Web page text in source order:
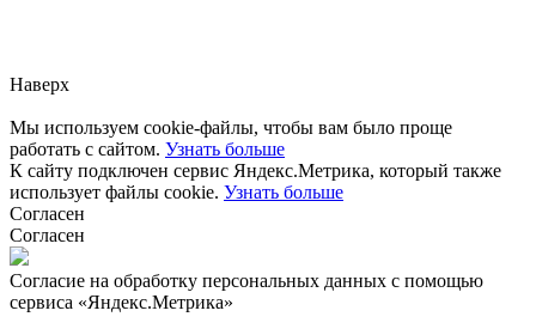
Наверх
Мы используем cookie-файлы, чтобы вам было проще
работать с сайтом. Узнать больше
К сайту подключен сервис Яндекс.Метрика, который также
использует файлы cookie. Узнать больше
Согласен
Согласен
Согласие на обработку персональных данных с помощью
сервиса «Яндекс.Метрика»